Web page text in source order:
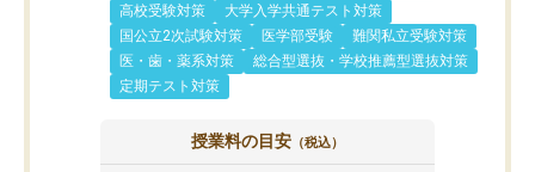
高校受験対策
大学入学共通テスト対策
国公立2次試験対策
医学部受験
難関私立受験対策
医・歯・薬系対策
総合型選抜・学校推薦型選抜対策
定期テスト対策
授業料の目安 （税込）